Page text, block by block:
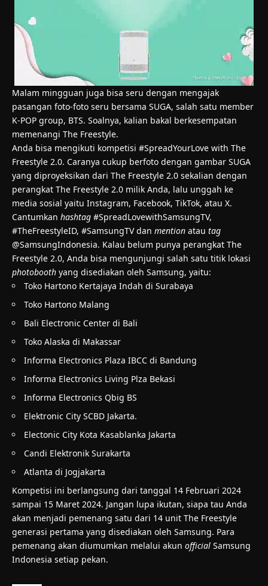
Malam mingguan juga bisa seru dengan mengajak
pasangan foto-foto seru bersama SUGA, salah satu member
K-POP group, BTS. Soalnya, kalian bakal berkesempatan
memenangi The Freestyle.
Anda bisa mengikuti kompetisi #SpreadYourLove with The
Freestyle 2.0. Caranya cukup berfoto dengan gambar SUGA
yang diproyeksikan dari The Freestyle 2.0 sekalian dengan
perangkat The Freestyle 2.0 milik Anda, lalu unggah ke
media sosial yaitu Instagram, Facebook, TikTok, atau X.
Cantumkan hashtag #SpreadLovewithSamsungTV,
#TheFreestyleID, #SamsungTV dan mention atau tag
@SamsungIndonesia. Kalau belum punya perangkat The
Freestyle 2.0, Anda bisa mengunjungi salah satu titik lokasi
photobooth yang disediakan oleh Samsung, yaitu:
Toko Hartono Kertajaya Indah di Surabaya
Toko Hartono Malang
Bali Electronic Center di Bali
Toko Alaska di Makassar
Informa Electronics Plaza IBCC di Bandung
Informa Electronics Living Plza Bekasi
Informa Electronics Qbig BS
Elektronic City SCBD Jakarta.
Electonic City Kota Kasablanka Jakarta
Candi Elektronik Surakarta
Atlanta di Jogjakarta
Kompetisi ini berlangsung dari tanggal 14 Februari 2024
sampai 15 Maret 2024. Jangan lupa ikutan, siapa tau Anda
akan menjadi pemenang satu dari 14 unit The Freestyle
generasi pertama yang disediakan oleh Samsung. Para
pemenang akan diumumkan melalui akun official Samsung
Indonesia setiap pekan.